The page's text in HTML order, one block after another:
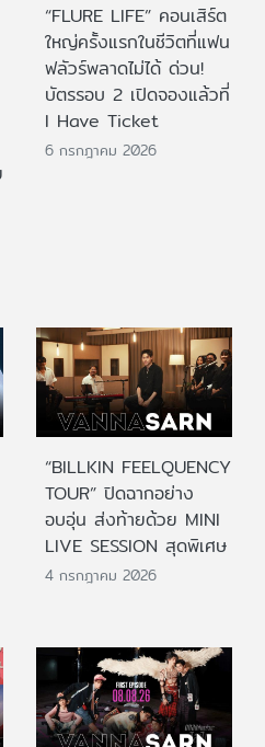
“FLURE LIFE” คอนเสิร์ต
ใหญ่ครั้งแรกในชีวิตที่แฟน
ฟลัวร์พลาดไม่ได้ ด่วน!
บัตรรอบ 2 เปิดจองแล้วที่
I Have Ticket
6 กรกฎาคม 2026
“BILLKIN FEELQUENCY
TOUR” ปิดฉากอย่าง
อบอุ่น ส่งท้ายด้วย MINI
LIVE SESSION สุดพิเศษ
4 กรกฎาคม 2026